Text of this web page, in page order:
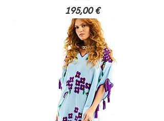
Prix
195,00 €